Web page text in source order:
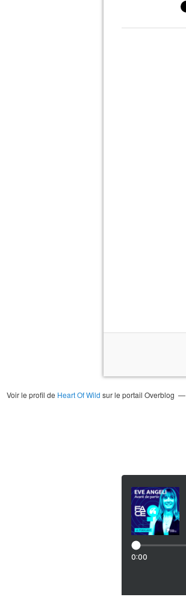
Voir le profil de Heart Of Wild sur le portail Overblog
0:00